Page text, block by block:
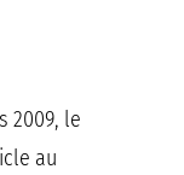
2009, le
au